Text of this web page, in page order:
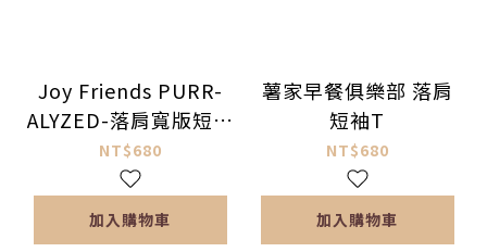
Joy Friends PURR-
ALYZED-落肩寬版短袖
T
NT$680
加入購物車
薯家早餐俱樂部 落肩
短袖T
NT$680
加入購物車